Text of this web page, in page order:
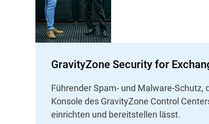
GravityZone Security for
Führender Spam- und Malware-Schutz,
Konsole des GravityZone Control
einrichten und bereitstellen lässt.